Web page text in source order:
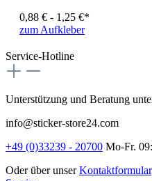
0,88 € - 1,25 €*
zum Aufkleber
Service-Hotline
Unterstützung und Beratung
info@sticker-store24.com
+49 (0)33239 - 20700 Mo-Fr.
Oder über unserKontaktformular